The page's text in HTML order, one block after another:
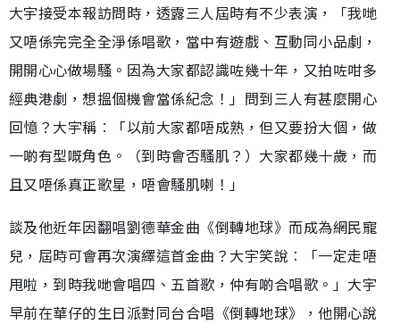
大宇接受本報訪問時，透露三人屆時有不少表演，「我哋
又唔係完完全全淨係唱歌，當中有遊戲、互動同小品劇，
開開心心做場騷。因為大家都認識咗幾十年，又拍咗咁多
經典港劇，想搵個機會當係紀念！」問到三人有甚麼開心
回憶？大宇稱︰「以前大家都唔成熟，但又要扮大個，做
一啲有型嘅角色。（到時會否騷肌？）大家都幾十歲，而
且又唔係真正歌星，唔會騷肌喇！」
談及他近年因翻唱劉德華金曲《倒轉地球》而成為網民寵
兒，屆時可會再次演繹這首金曲？大宇笑說︰「一定走唔
甩啦，到時我哋會唱四、五首歌，仲有啲合唱歌。」大宇
早前在華仔的生日派對同台合唱《倒轉地球》，他開心說